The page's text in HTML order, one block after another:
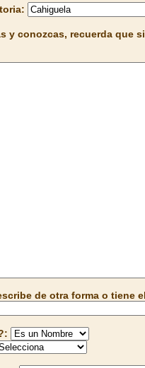
y conozcas, recuerda que
de otra forma o tiene